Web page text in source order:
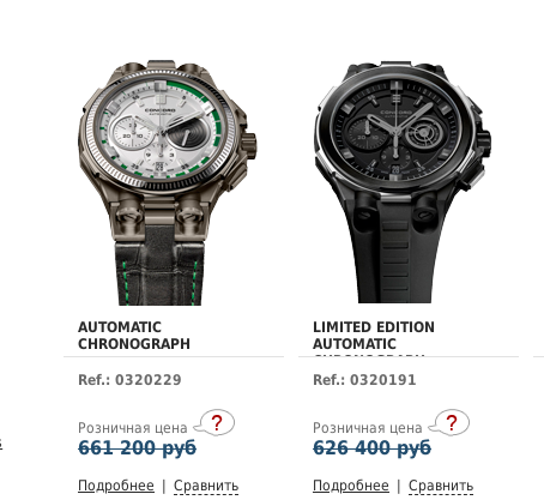
AUTOMATIC
CHRONOGRAPH
Ref.: 0320229
Розничная цена
661 200 руб
Подробнее Сравнить
LIMITED EDITION
AUTOMATIC
CHRONOGRAPH
Ref.: 0320191
Розничная цена
626 400 руб
Подробнее Сравнить